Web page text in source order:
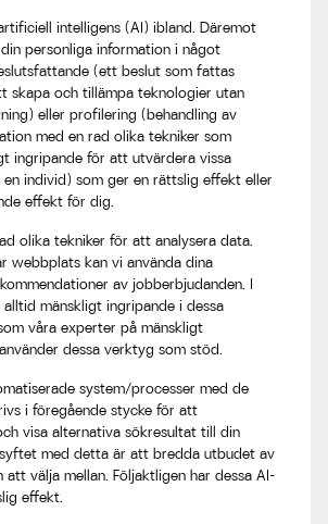
intelligens (AI) ibland. Däremot
personliga information i något
(ett beslut som fattas
skapa och tillämpa teknologier utan
eller profilering (behandling av
med en rad olika tekniker som
ingripande för att utvärdera vissa
en individ) som ger en rättslig effekt eller
effekt för dig.
olika tekniker för att analysera data.
webbplats kan vi använda dina
av jobberbjudanden. I
mänskligt ingripande i dessa
våra experter på mänskligt
dessa verktyg som stöd.
system/processer med de
i föregående stycke för att
visa alternativa sökresultat till din
med detta är att bredda utbudet av
att välja mellan. Följaktligen har dessa AI-
effekt.